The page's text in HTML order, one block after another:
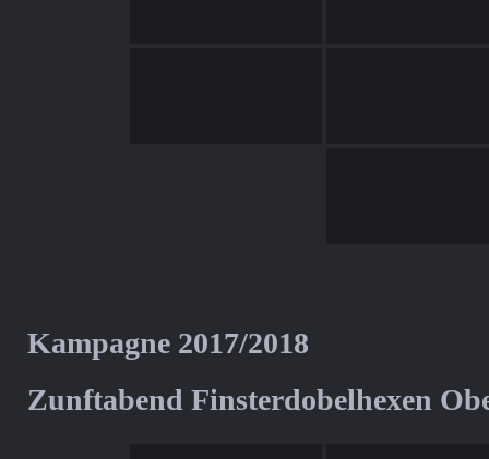
Kampagne 2017/2018
Zunftabend Finsterdobelhexen